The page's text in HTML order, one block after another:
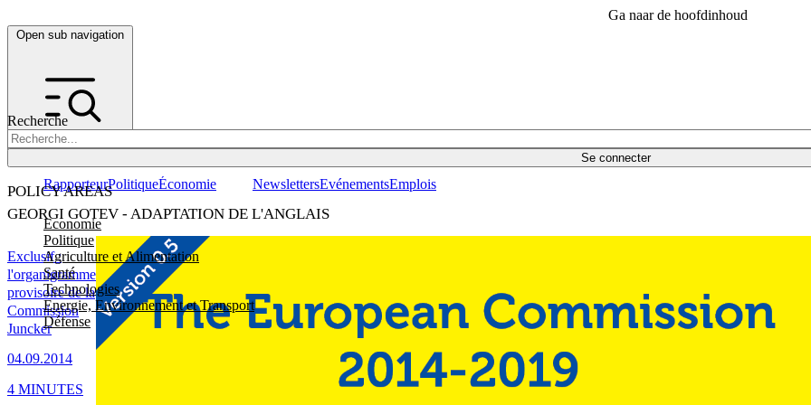
Ga naar de hoofdinhoud
Open sub navigation
Recherche
Se connecter
POLICY AREAS
Economie
Politique
Agriculture et Alimentation
Santé
Technologies
Energie, Environnement et Transport
Défense
RapporteurPolitiqueÉconomie NewslettersEvénementsEmplois
GEORGI GOTEV - ADAPTATION DE L'ANGLAIS
Exclusif :
l'organigramme
provisoire de la
Commission
Juncker
04.09.2014
4 MINUTES